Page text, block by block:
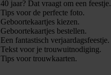
40 jaar? Dat vraagt om een feestje.
Tips voor de perfecte foto.
Geboortekaartjes kiezen.
Geboortekaartjes bestellen.
Een fantastisch verjaardagsfeestje.
Tekst voor je trouwuitnodiging.
Tips voor trouwkaarten.